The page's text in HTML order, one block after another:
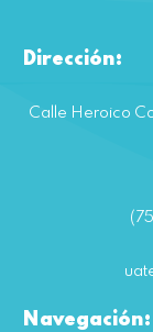
Dirección:
Calle Heroico
Navegación: